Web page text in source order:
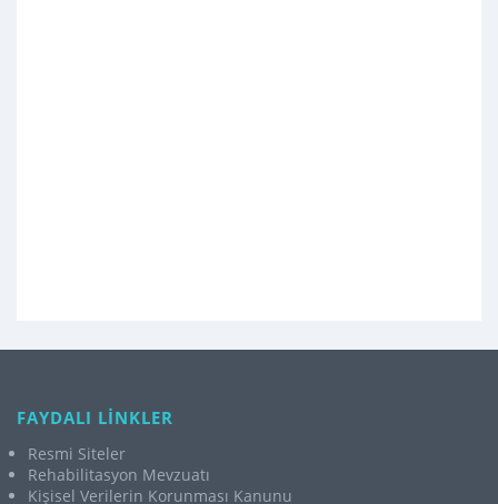
FAYDALI LİNKLER
Resmi Siteler
Rehabilitasyon Mevzuatı
Kişisel Verilerin Korunması Kanunu